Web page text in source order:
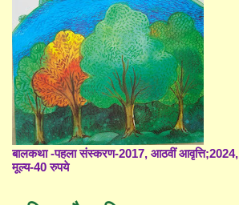
बालकथा -पहला संस्करण-2017, आठवीं आवृत्ति;2024,
मूल्य-40 रुपये